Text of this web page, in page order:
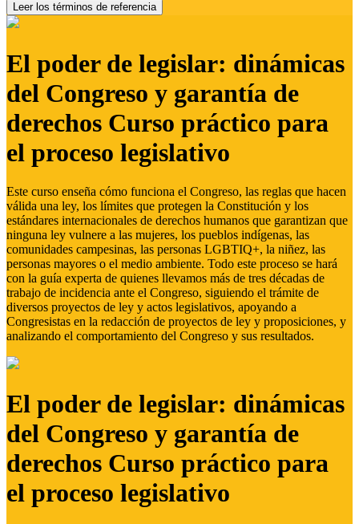
Leer los términos de referencia
El poder de legislar: dinámicas
del Congreso y garantía de
derechos Curso práctico para
el proceso legislativo
Este curso enseña cómo funciona el Congreso, las reglas que hacen
válida una ley, los límites que protegen la Constitución y los
estándares internacionales de derechos humanos que garantizan que
ninguna ley vulnere a las mujeres, los pueblos indígenas, las
comunidades campesinas, las personas LGBTIQ+, la niñez, las
personas mayores o el medio ambiente. Todo este proceso se hará
con la guía experta de quienes llevamos más de tres décadas de
trabajo de incidencia ante el Congreso, siguiendo el trámite de
diversos proyectos de ley y actos legislativos, apoyando a
Congresistas en la redacción de proyectos de ley y proposiciones, y
analizando el comportamiento del Congreso y sus resultados.
El poder de legislar: dinámicas
del Congreso y garantía de
derechos Curso práctico para
el proceso legislativo